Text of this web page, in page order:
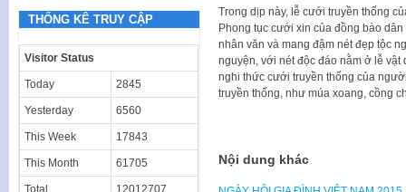
Trong dịp này, lễ cưới truyền thống
Phong tục cưới xin của đồng bào
nhân văn và mang đậm nét đẹp tộc
nguyện, với nét độc đáo nằm ở lễ
nghi thức cưới truyền thống của
truyền thống, như múa xoang, cồng
Nội dung khác
THỐNG KÊ TRUY CẬP
Visitor Status
Today 2845
Yesterday 6560
This Week 17843
This Month 61705
Total 12012707